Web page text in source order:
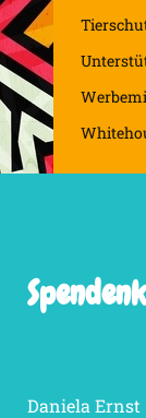
Daniela Ernst